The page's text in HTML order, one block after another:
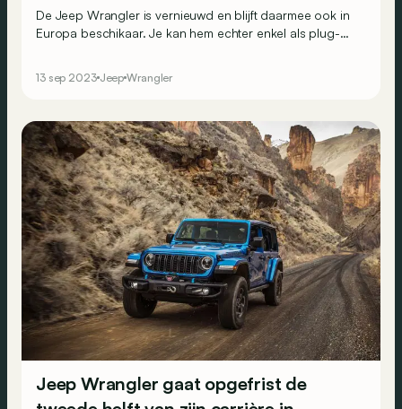
De Jeep Wrangler is vernieuwd en blijft daarmee ook in
Europa beschikaar. Je kan hem echter enkel als plug-
13 sep 2023 Jeep Wrangler
Jeep Wrangler gaat opgefrist de